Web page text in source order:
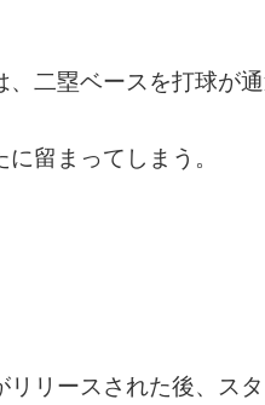
、二塁ベースを打球が
留まってしまう。
リリースされた後、ス